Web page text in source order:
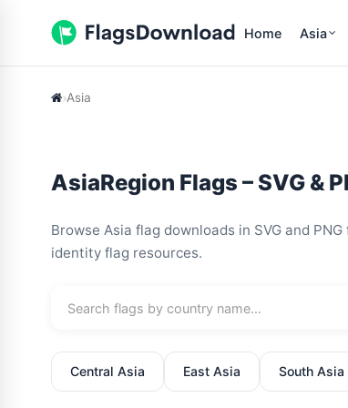
Home Asia
Asia
AsiaRegion Flags – SVG &
Browse Asia flag downloads in SVG and
identity flag resources.
Central Asia East Asia South Asia